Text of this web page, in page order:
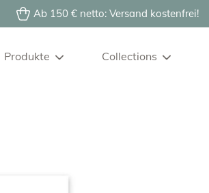
Ab 150 € netto: Versand kostenfrei!
Produkte Collections